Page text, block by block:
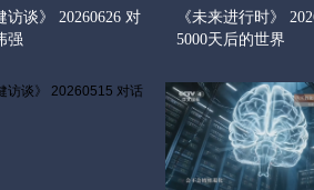
访谈》 20260626 对
强
《未来进行时》
5000天后的世界